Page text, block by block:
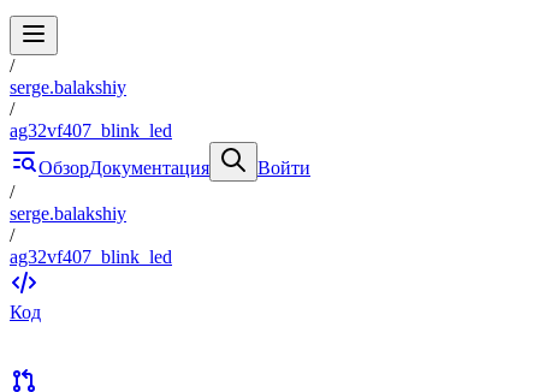
/
serge.balakshiy
/
ag32vf407_blink_led
ОбзорДокументация
Войти
/
serge.balakshiy
/
ag32vf407_blink_led
Код